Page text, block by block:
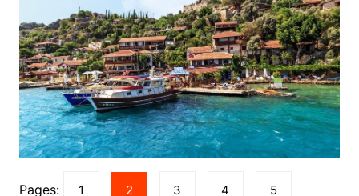
Pages: 1 2 3 4 5